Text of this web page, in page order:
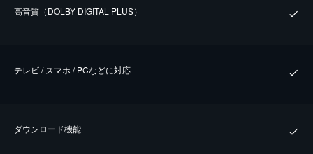
⾼⾳質（DOLBY DIGITAL PLUS）
テレビ / スマホ / PCなどに対応
ダウンロード機能